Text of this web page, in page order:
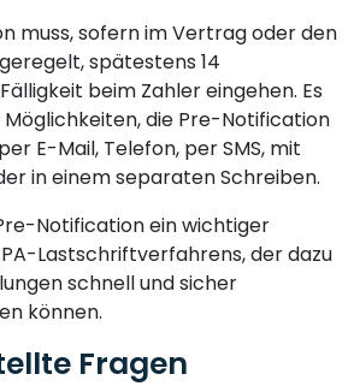
muss, sofern im Vertrag oder den
spätestens 14
beim Zahler eingehen. Es
die Pre-Notification
E-Mail, Telefon, per SMS, mit
in einem separaten Schreiben.
Notification ein wichtiger
Lastschriftverfahrens, der dazu
schnell und sicher
können.
Fragen